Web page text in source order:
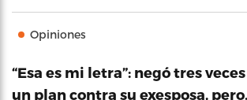
Opiniones
“Esa es mi letra”: negó tres
un plan contra su exesposa,